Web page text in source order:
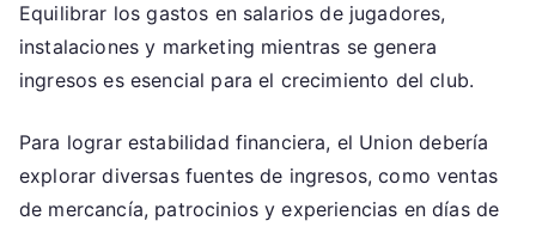
Equilibrar los gastos en salarios de jugadores,
instalaciones y marketing mientras se genera
ingresos es esencial para el crecimiento del club.
Para lograr estabilidad financiera, el Union debería
explorar diversas fuentes de ingresos, como ventas
de mercancía, patrocinios y experiencias en días de